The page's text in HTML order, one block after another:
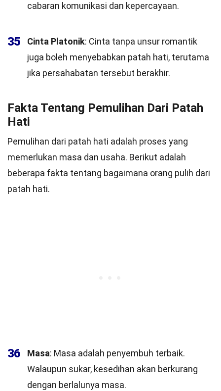
cabaran komunikasi dan kepercayaan.
35 Cinta Platonik: Cinta tanpa unsur romantik
juga boleh menyebabkan patah hati, terutama
jika persahabatan tersebut berakhir.
Fakta Tentang Pemulihan Dari Patah
Hati
Pemulihan dari patah hati adalah proses yang
memerlukan masa dan usaha. Berikut adalah
beberapa fakta tentang bagaimana orang pulih dari
patah hati.
36 Masa: Masa adalah penyembuh terbaik.
Walaupun sukar, kesedihan akan berkurang
dengan berlalunya masa.